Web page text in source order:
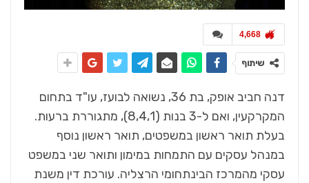
4,668
שיתוף
דנה חביב אופק, בת 36, נשואה לבועז, עו"ד בתחום
המקרקעין, ואם ל-3 בנות (8,4,1), מתגוררת ברעות.
בעלת תואר ראשון במשפטים, תואר ראשון נוסף
במנהל עסקים עם התמחות במימון ותואר שני במשפט
עסקי מהמרכז הבינתחומי הרצליה. עורכת דין משנת